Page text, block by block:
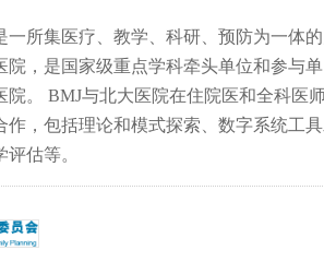
一所集医疗、教学、科研、预防为一体
院，是国家级重点学科牵头单位和参与单
院。 BMJ与北大医院在住院医和全科医
作，包括理论和模式探索、数字系统工
估等。